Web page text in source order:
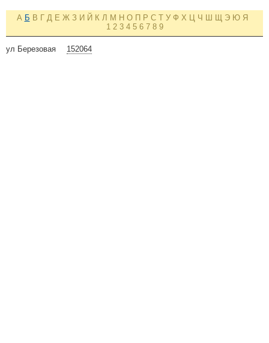
А Б В Г Д Е Ж З И Й К Л М Н О П Р С Т У Ф Х Ц Ч Ш Щ Э Ю Я
1 2 3 4 5 6 7 8 9
152064
ул Березовая